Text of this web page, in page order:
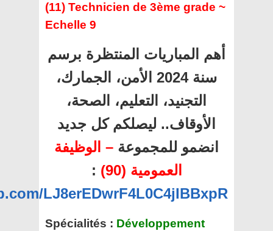
(11) Technicien de 3ème grade ~
Echelle 9
أهم المباريات المنتظرة برسم
سنة 2024 الأمن، الجمارك،
التجنيد، التعليم، الصحة،
الأوقاف.. ليصلكم كل جديد
انضمو للمجموعة – الوظيفة
العمومية (90)
:
LJ8erEDwrF4L0C4jIBBxpR
Spécialités : Développement